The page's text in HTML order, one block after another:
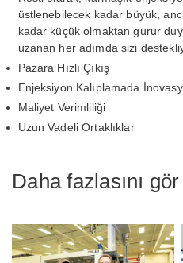
üstlenebilecek kadar büyük,
kadar küçük olmaktan gurur
uzanan her adımda sizi
Pazara Hızlı Çıkış
Enjeksiyon Kalıplamada
Maliyet Verimliliği
Uzun Vadeli Ortaklıklar
Daha fazlasını gör